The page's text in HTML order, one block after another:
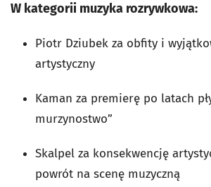
W kategorii muzyka rozrywkowa:
Piotr Dziubek za obfity i
artystyczny
Kaman za premierę po latach
murzynostwo”
Skalpel za konsekwencję
powrót na scenę muzyczną